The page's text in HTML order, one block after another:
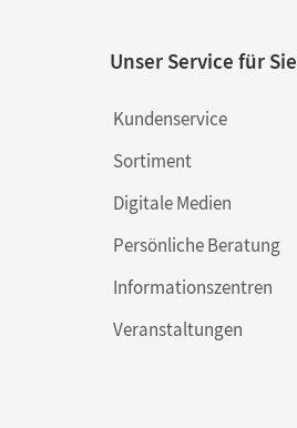
Unser Service für Sie
Kundenservice
Sortiment
Digitale Medien
Persönliche Beratung
Informationszentren
Veranstaltungen